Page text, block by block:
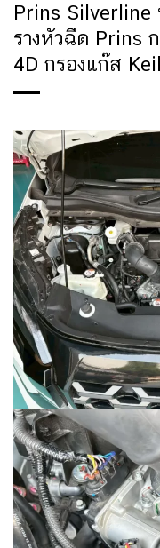
Prins Silverline
รางหัวฉีด Prins
4D กรองแก๊ส